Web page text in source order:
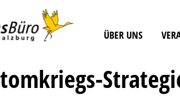
ÜBER UNS